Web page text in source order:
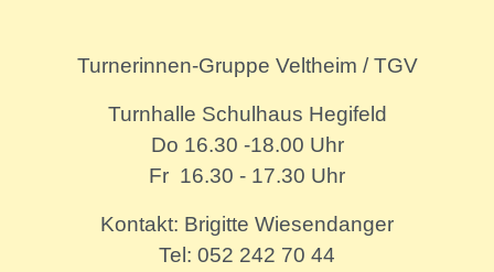
Turnerinnen-Gruppe Veltheim / TGV
Turnhalle Schulhaus Hegifeld
Do 16.30 -18.00 Uhr
Fr 16.30 - 17.30 Uhr
Kontakt: Brigitte Wiesendanger
Tel: 052 242 70 44